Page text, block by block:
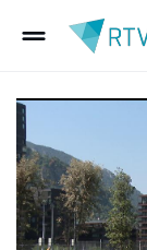
drag_handle